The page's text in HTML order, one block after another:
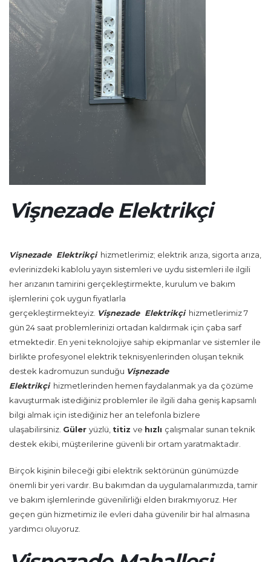
Vişnezade Elektrikçi
Vişnezade Elektrikçihizmetlerimiz; elektrik arıza, sigorta arıza,
evlerinizdeki kablolu yayın sistemleri ve uydu sistemleri ile ilgili
her arızanın tamirini gerçekleştirmekte, kurulum ve bakım
işlemlerini çok uygun fiyatlarla
gerçekleştirmekteyiz. Vişnezade Elektrikçihizmetlerimiz 7
gün 24 saat problemlerinizi ortadan kaldırmak için çaba sarf
etmektedir. En yeni teknolojiye sahip ekipmanlar ve sistemler ile
birlikte profesyonel elektrik teknisyenlerinden oluşan teknik
destek kadromuzun sunduğu Vişnezade
Elektrikçihizmetlerinden hemen faydalanmak ya da çözüme
kavuşturmak istediğiniz problemler ile ilgili daha geniş kapsamlı
bilgi almak için istediğiniz her an telefonla bizlere
ulaşabilirsiniz. Güler yüzlü, titiz ve hızlı çalışmalar sunan teknik
destek ekibi, müşterilerine güvenli bir ortam yaratmaktadır.
Birçok kişinin bileceği gibi elektrik sektörünün günümüzde
önemli bir yeri vardır. Bu bakımdan da uygulamalarımızda, tamir
ve bakım işlemlerinde güvenilirliği elden bırakmıyoruz. Her
geçen gün hizmetimiz ile evleri daha güvenilir bir hal almasına
yardımcı oluyoruz.